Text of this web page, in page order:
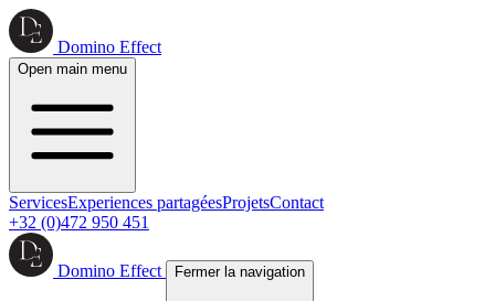
Domino Effect
Open main menu
ServicesExperiences partagéesProjetsContact
+32 (0)472 950 451
Domino Effect Fermer la navigation